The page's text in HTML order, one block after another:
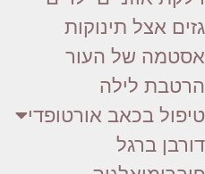
גזים אצל תינוקות
אסטמה של העור
הרטבת לילה
טיפול בכאב אורטופדי
דורבן ברגל